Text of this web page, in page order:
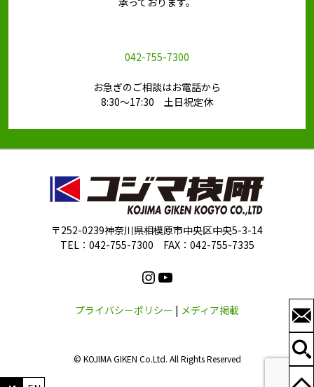
042-755-7300
お急ぎのご相談はお電話から
8:30～17:30 土日祝定休
〒252-0239神奈川県相模原市中央区中央5-3-14
TEL：042-755-7300 FAX：042-755-7335
Instagram
YouTube
プライバシーポリシー | メディア掲載
© KOJIMA GIKEN Co.Ltd. All Rights Reserved